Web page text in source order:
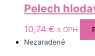
Pelech
10,74 € s DPH
Nezaradené